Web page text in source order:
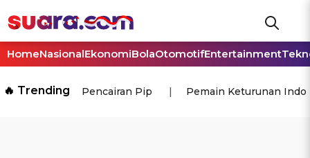
HomeNasionalEkonomiBolaOtomotifEntertainment
🔥 Trending Pencairan Pip Pemain Keturunan